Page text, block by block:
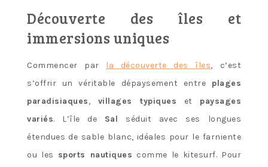
Découverte des îles et
immersions uniques
Commencer par la découverte des îles, c’est
s’offrir un véritable dépaysement entre plages
paradisiaques, villages typiques et paysages
variés. L’île de Sal séduit avec ses longues
étendues de sable blanc, idéales pour le farniente
ou les sports nautiques comme le kitesurf. Pour